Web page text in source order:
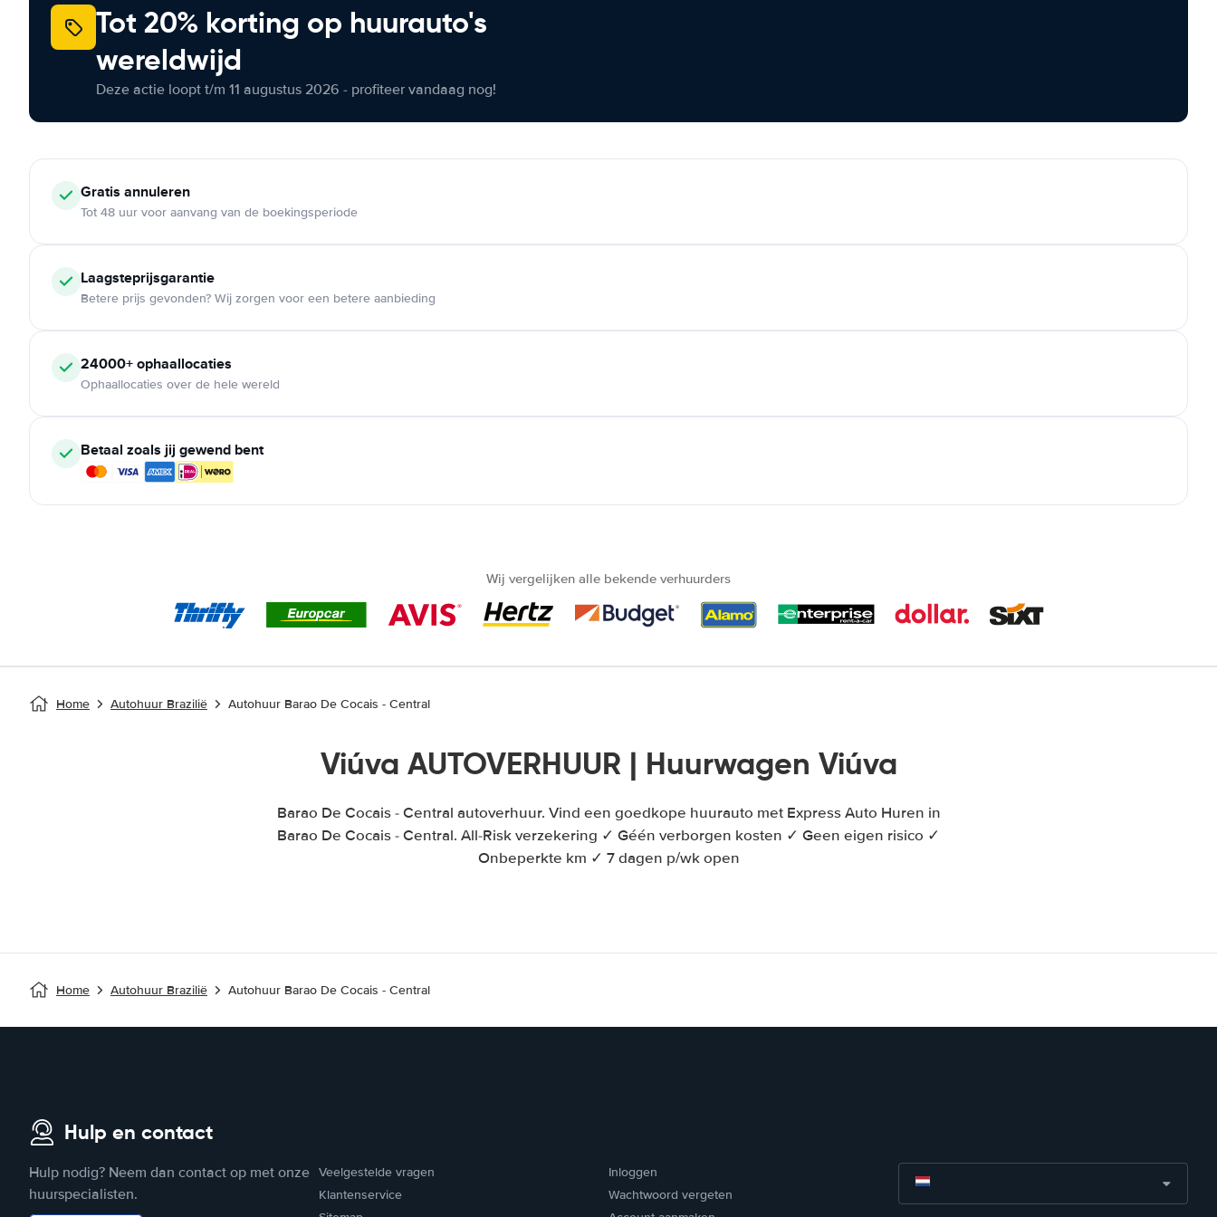
Tot 20% korting op huurauto's
wereldwijd
Deze actie loopt t/m 11 augustus 2026 - profiteer vandaag nog!
Gratis annuleren
Tot 48 uur voor aanvang van de boekingsperiode
Laagsteprijsgarantie
Betere prijs gevonden? Wij zorgen voor een betere aanbieding
24000+ ophaallocaties
Ophaallocaties over de hele wereld
Betaal zoals jij gewend bent
Wij vergelijken alle bekende verhuurders
Home Autohuur Brazilië Autohuur Barao De Cocais - Central
Viúva AUTOVERHUUR | Huurwagen Viúva
Barao De Cocais - Central autoverhuur. Vind een goedkope huurauto met Express Auto Huren in
Barao De Cocais - Central. All-Risk verzekering ✓ Géén verborgen kosten ✓ Geen eigen risico ✓
Onbeperkte km ✓ 7 dagen p/wk open
Home Autohuur Brazilië Autohuur Barao De Cocais - Central
Hulp en contact
Hulp nodig? Neem dan contact op met onze
huurspecialisten.
Veelgestelde vragen
Klantenservice
Inloggen
Wachtwoord vergeten